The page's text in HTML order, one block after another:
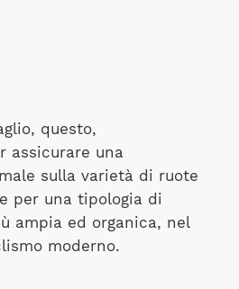
questo,
assicurare una
sulla varietà di ruote
per una tipologia di
ampia ed organica, nel
moderno.